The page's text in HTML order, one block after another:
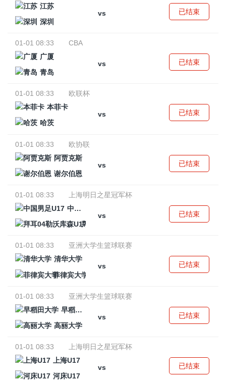
江苏
vs
深圳
已结束
01-01 08:33
CBA
广厦
vs
青岛
已结束
01-01 08:33
欧联杯
本菲卡
vs
哈茨
已结束
01-01 08:33
欧协联
阿贾克斯
vs
谢尔伯恩
已结束
01-01 08:33
上海明日之星冠军杯
中国男足U17
vs
拜耳04勒沃库森U17
已结束
01-01 08:33
亚洲大学生篮球联赛
清华大学
vs
菲律宾大学
已结束
01-01 08:33
亚洲大学生篮球联赛
早稻田大学
vs
高丽大学
已结束
01-01 08:33
上海明日之星冠军杯
上海U17
vs
河床U17
已结束